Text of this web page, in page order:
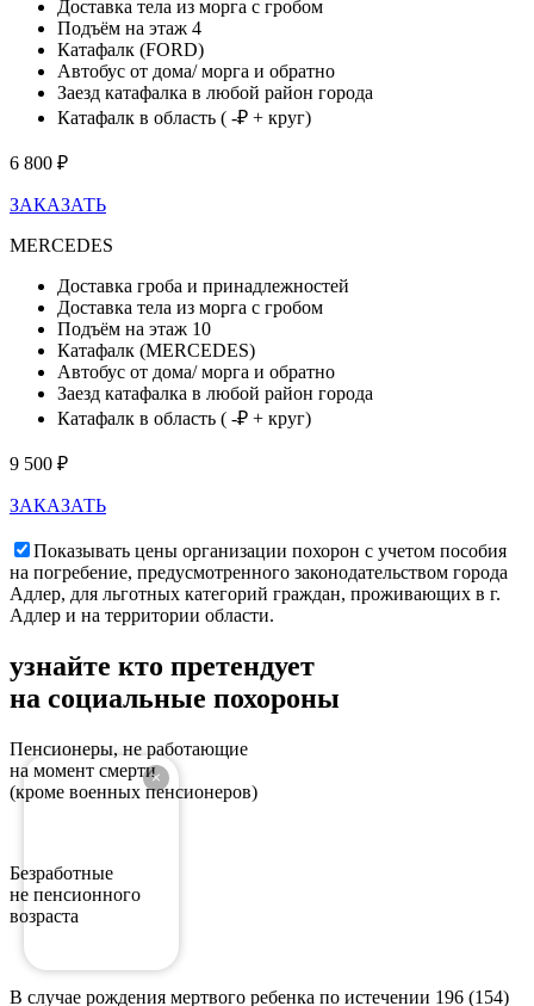
Доставка тела из морга с гробом
Подъём на этаж 4
Катафалк (FORD)
Автобус от дома/ морга и обратно
Заезд катафалка в любой район города
Катафалк в область ( -₽ + круг)
6 800 ₽
ЗАКАЗАТЬ
MERCEDES
Доставка гроба и принадлежностей
Доставка тела из морга с гробом
Подъём на этаж 10
Катафалк (MERCEDES)
Автобус от дома/ морга и обратно
Заезд катафалка в любой район города
Катафалк в область ( -₽ + круг)
9 500 ₽
ЗАКАЗАТЬ
Показывать цены организации похорон с учетом пособия
на погребение, предусмотренного законодательством города
Адлер, для льготных категорий граждан, проживающих в г.
Адлер и на территории области.
узнайте кто претендует
на социальные похороны
Пенсионеры, не работающие
на момент смерти
(кроме военных пенсионеров)
Безработные
не пенсионного
возраста
В случае рождения мертвого ребенка по истечении 196 (154)